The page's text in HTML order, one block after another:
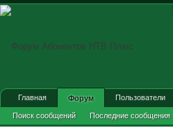
Главная Форум
Поиск сообщений Последние сообщения
Пользователи